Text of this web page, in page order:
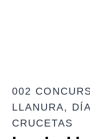
002
LLANURA,
CRUCETAS